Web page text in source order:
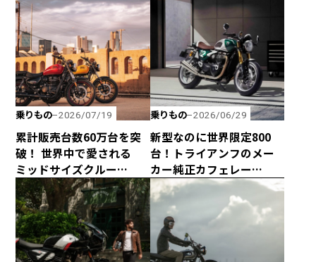
乗りもの 2026/07/19
累計販売台数60万台を突
破！ 世界中で愛される
ミッドサイズクルー
ザー、ROYAL
ENFIELD「METEOR 350」
乗りもの 2026/06/29
新型なのに世界限定800
台！トライアンフのメー
カー純正カフェレー
サー、「Speed Twin
1200 Cafe Racer
Edition」がヤバすぎるっ
て！